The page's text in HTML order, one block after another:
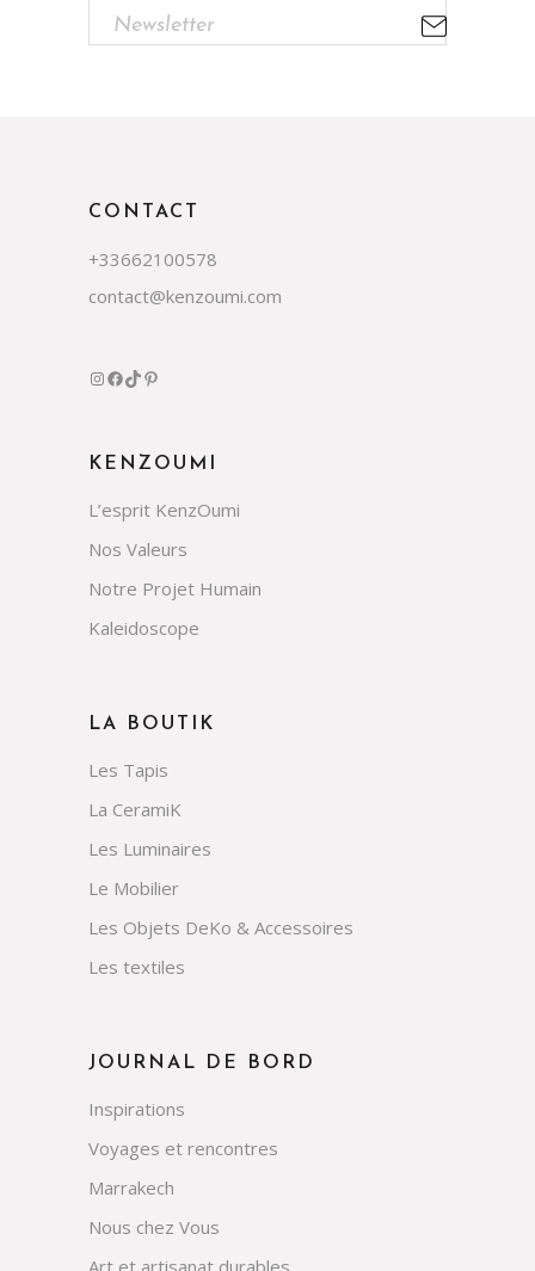
CONTACT
+33662100578
contact@kenzoumi.com
Instagram
Facebook
TikTokPinterest
KENZOUMI
L’esprit KenzOumi
Nos Valeurs
Notre Projet Humain
Kaleidoscope
LA BOUTIK
Les Tapis
La CeramiK
Les Luminaires
Le Mobilier
Les Objets DeKo & Accessoires
Les textiles
JOURNAL DE BORD
Inspirations
Voyages et rencontres
Marrakech
Nous chez Vous